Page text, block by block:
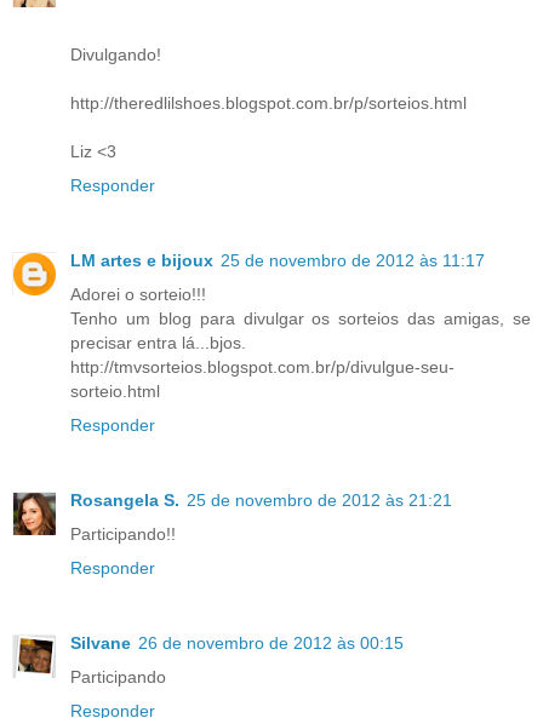
Divulgando!
http://theredlilshoes.blogspot.com.br/p/sorteios.html
Liz <3
Responder
LM artes e bijoux 25 de novembro de 2012 às 11:17
Adorei o sorteio!!!
Tenho um blog para divulgar os sorteios das amigas, se
precisar entra lá...bjos.
http://tmvsorteios.blogspot.com.br/p/divulgue-seu-
sorteio.html
Responder
Rosangela S. 25 de novembro de 2012 às 21:21
Participando!!
Responder
Silvane 26 de novembro de 2012 às 00:15
Participando
Responder